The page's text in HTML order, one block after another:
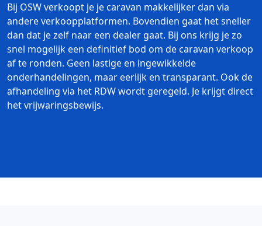
Bij OSW verkoopt je je caravan makkelijker dan via
andere verkoopplatformen. Bovendien gaat het sneller
dan dat je zelf naar een dealer gaat. Bij ons krijg je zo
snel mogelijk een definitief bod om de caravan verkoop
af te ronden. Geen lastige en ingewikkelde
onderhandelingen, maar eerlijk en transparant. Ook de
afhandeling via het RDW wordt geregeld. Je krijgt direct
het vrijwaringsbewijs.